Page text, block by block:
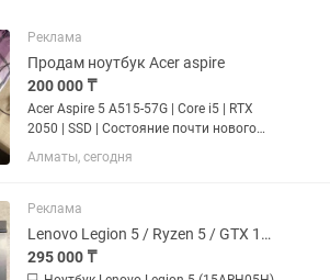
Реклама
Продам ноутбук Acer aspire
200 000 ₸
Acer Aspire 5 A515-57G | Core i5 | RTX
2050 | SSD | Состояние почти нового
Продаю ноутбук Acer Aspire 5 A515-57G
в отличном состоянии. Пользовался
стоял дома....
Алматы, сегодня
Реклама
Lenovo Legion 5 / Ryzen 5 / GTX 1660 Ti / 16GB RAM / SSD HDD
295 000 ₸